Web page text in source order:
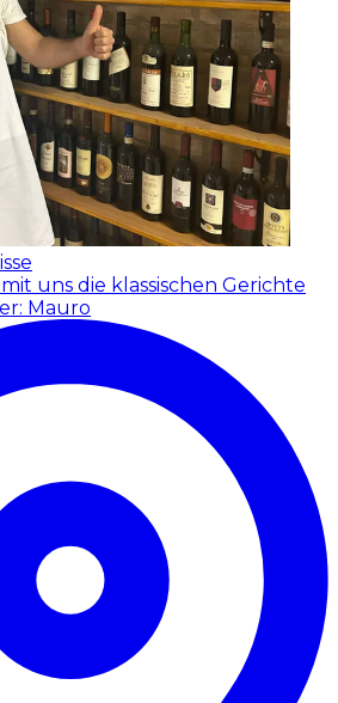
uns die klassischen Gerichte
Mauro